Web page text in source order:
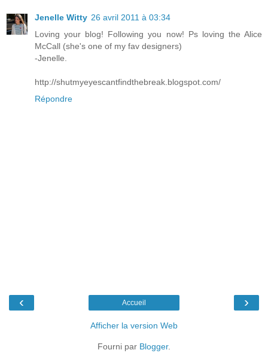
Jenelle Witty 26 avril 2011 à 03:34
Loving your blog! Following you now! Ps loving the Alice
McCall (she's one of my fav designers)
-Jenelle.
http://shutmyeyescantfindthebreak.blogspot.com/
Répondre
‹ ›
Accueil
Afficher la version Web
Fourni par Blogger.